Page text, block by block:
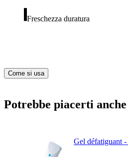
Freschezza duratura
Come si usa
Potrebbe piacerti anche
Gel défatiguant